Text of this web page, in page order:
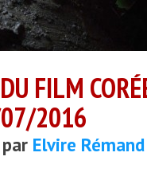
FILM
07/2016
Elvire Rémand